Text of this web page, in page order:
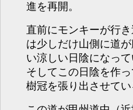
進を再開。
直前にモンキーが行
は少しだけ山側に道
い涼しい日陰になって
そしてこの日陰を作
樹冠を張り出させてい